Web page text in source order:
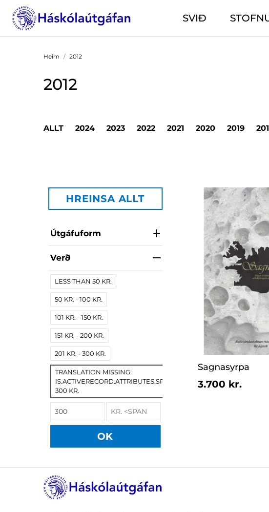
SVIÐ
Heim 2012
2012
ALLT 2024 2023 2022 2021 2020 2019
HREINSA ALLT
Útgáfuform
Verð
LESS THAN 50 KR.
50 KR. - 100 KR.
101 KR. - 150 KR.
151 KR. - 200 KR.
201 KR. - 300 KR.
TRANSLATION MISSING:
IS.ACTIVERECORD.ATTRIBUTES.SPREE/PRODUCT.MORE_THAN
300 KR.
OK
Sagnasyrpa
3.700 kr.